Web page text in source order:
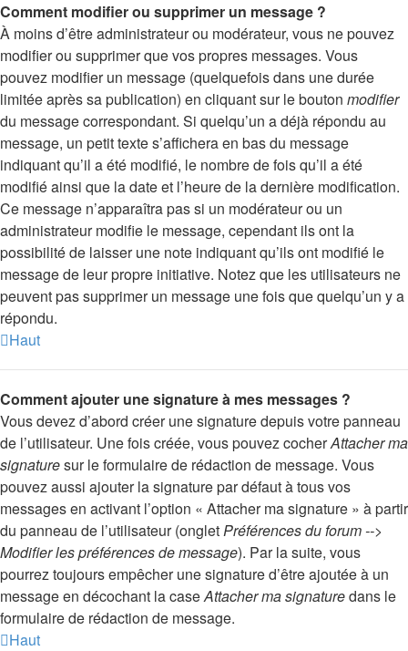
Comment modifier ou supprimer un message ?
À moins d’être administrateur ou modérateur, vous ne pouvez
modifier ou supprimer que vos propres messages. Vous
pouvez modifier un message (quelquefois dans une durée
limitée après sa publication) en cliquant sur le bouton modifier
du message correspondant. Si quelqu’un a déjà répondu au
message, un petit texte s’affichera en bas du message
indiquant qu’il a été modifié, le nombre de fois qu’il a été
modifié ainsi que la date et l’heure de la dernière modification.
Ce message n’apparaîtra pas si un modérateur ou un
administrateur modifie le message, cependant ils ont la
possibilité de laisser une note indiquant qu’ils ont modifié le
message de leur propre initiative. Notez que les utilisateurs ne
peuvent pas supprimer un message une fois que quelqu’un y a
répondu.
Haut
Comment ajouter une signature à mes messages ?
Vous devez d’abord créer une signature depuis votre panneau
de l’utilisateur. Une fois créée, vous pouvez cocherAttacher ma
signaturesur le formulaire de rédaction de message. Vous
pouvez aussi ajouter la signature par défaut à tous vos
messages en activant l’option « Attacher ma signature » à partir
du panneau de l’utilisateur (ongletPréférences du forum -->
Modifier les préférences de message). Par la suite, vous
pourrez toujours empêcher une signature d’être ajoutée à un
message en décochant la caseAttacher ma signaturedans le
formulaire de rédaction de message.
Haut